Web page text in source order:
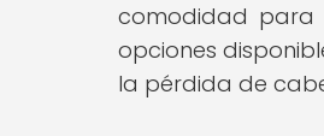
comodidad para
opciones
la pérdida de